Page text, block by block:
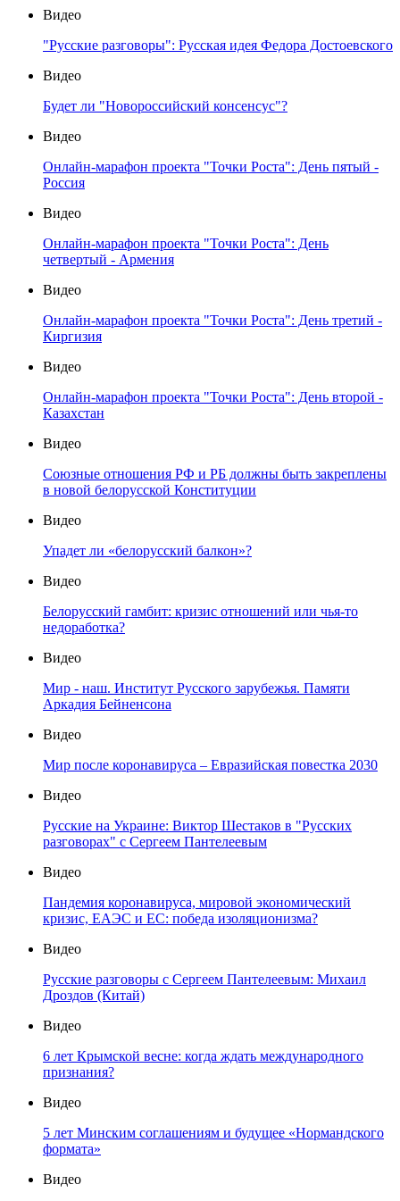
Видео
"Русские разговоры": Русская идея Федора Достоевского
Видео
Будет ли "Новороссийский консенсус"?
Видео
Онлайн-марафон проекта "Точки Роста": День пятый -
Россия
Видео
Онлайн-марафон проекта "Точки Роста": День
четвертый - Армения
Видео
Онлайн-марафон проекта "Точки Роста": День третий -
Киргизия
Видео
Онлайн-марафон проекта "Точки Роста": День второй -
Казахстан
Видео
Союзные отношения РФ и РБ должны быть закреплены
в новой белорусской Конституции
Видео
Упадет ли «белорусский балкон»?
Видео
Белорусский гамбит: кризис отношений или чья-то
недоработка?
Видео
Мир - наш. Институт Русского зарубежья. Памяти
Аркадия Бейненсона
Видео
Мир после коронавируса – Евразийская повестка 2030
Видео
Русские на Украине: Виктор Шестаков в "Русских
разговорах" с Сергеем Пантелеевым
Видео
Пандемия коронавируса, мировой экономический
кризис, ЕАЭС и ЕС: победа изоляционизма?
Видео
Русские разговоры с Сергеем Пантелеевым: Михаил
Дроздов (Китай)
Видео
6 лет Крымской весне: когда ждать международного
признания?
Видео
5 лет Минским соглашениям и будущее «Нормандского
формата»
Видео